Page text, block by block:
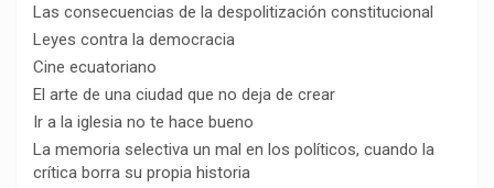
Las consecuencias de la despolitización constitucional
Leyes contra la democracia
Cine ecuatoriano
El arte de una ciudad que no deja de crear
Ir a la iglesia no te hace bueno
La memoria selectiva un mal en los políticos, cuando la
crítica borra su propia historia